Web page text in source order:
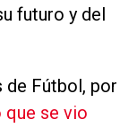
futuro y del
de Fútbol, por
que se vio